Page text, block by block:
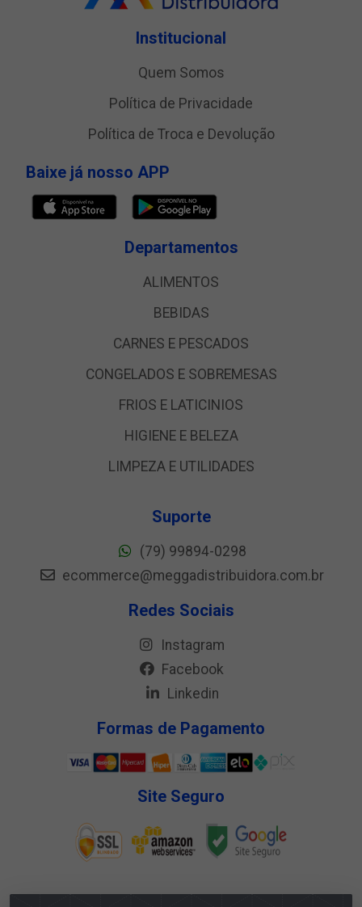
Institucional
Quem Somos
Política de Privacidade
Política de Troca e Devolução
Baixe já nosso APP
Departamentos
ALIMENTOS
BEBIDAS
CARNES E PESCADOS
CONGELADOS E SOBREMESAS
FRIOS E LATICINIOS
HIGIENE E BELEZA
LIMPEZA E UTILIDADES
Suporte
(79) 99894-0298
ecommerce@meggadistribuidora.com.br
Redes Sociais
Instagram
Facebook
Linkedin
Formas de Pagamento
Site Seguro